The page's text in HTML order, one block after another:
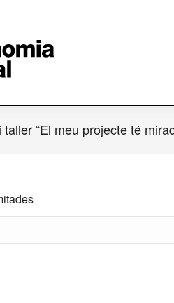
taller “El meu projecte té